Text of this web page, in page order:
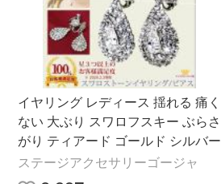
イヤリング レディース 揺れる 痛く
ない 大ぶり スワロフスキー ぶらさ
がり ティアード ゴールド シルバー
ステージアクセサリーゴージャ